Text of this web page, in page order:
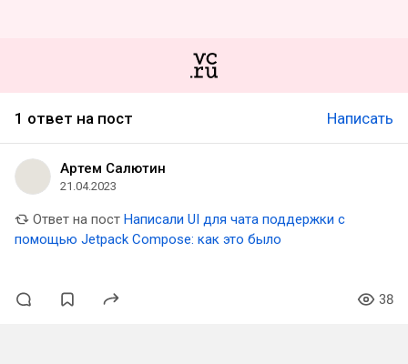
1 ответ на пост Написать
Артем Салютин
21.04.2023
Ответ на пост Написали UI для чата поддержки с
помощью Jetpack Compose: как это было
38